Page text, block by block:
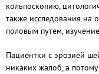
кольпоскопию,
также исследования на
половым путем,
Пациентки с эрозией
никаких жалоб, а